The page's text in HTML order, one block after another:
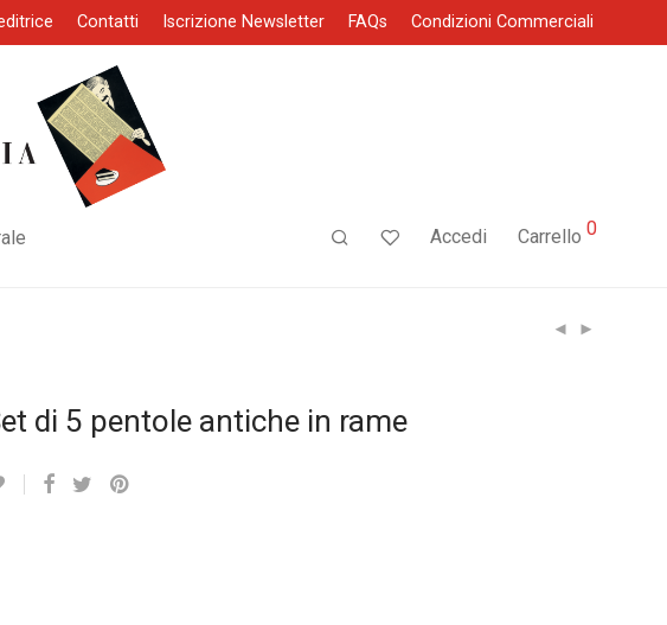
Contatti Iscrizione Newsletter FAQs Condizioni Commerciali
Accedi Carrello 0
di 5 pentole antiche in rame